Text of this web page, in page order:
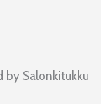
by Salonkitukku